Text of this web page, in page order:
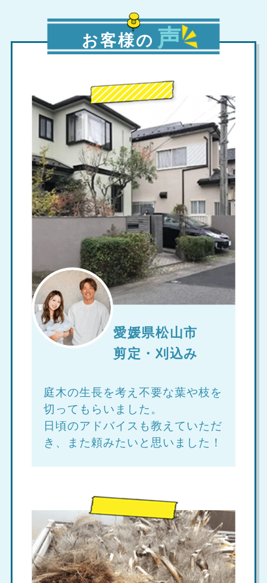
お客様の 声
愛媛県松山市
剪定・刈込み
庭木の生長を考え不要な葉や枝を
切ってもらいました。
日頃のアドバイスも教えていただ
き、また頼みたいと思いました！